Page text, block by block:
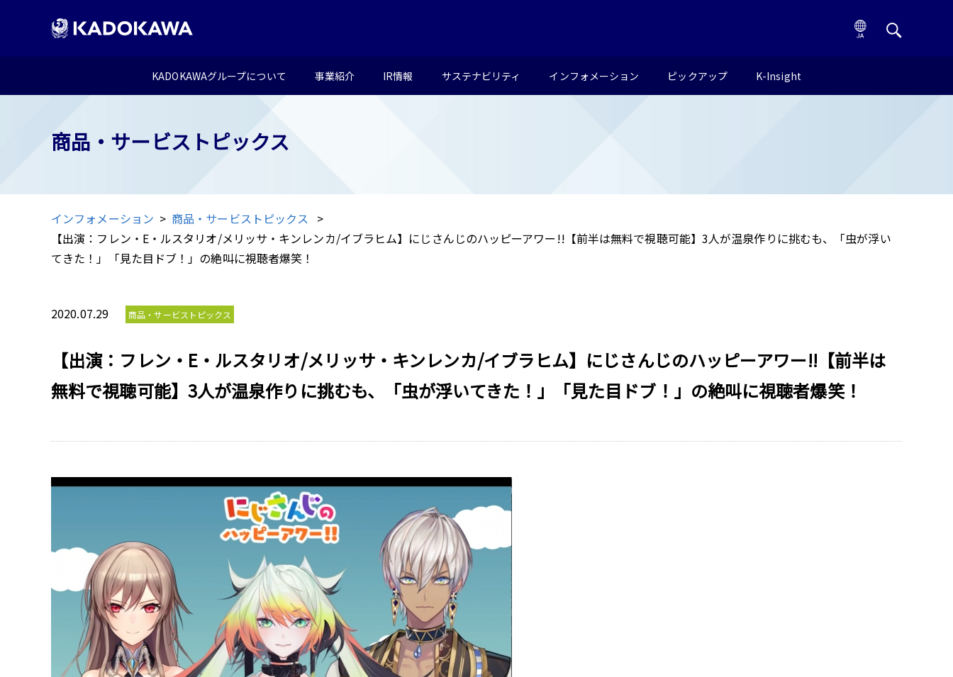
KADOKAWAグループについて 事業紹介 IR情報 サステナビリティ インフォメーション ピックアップ K-Insight
商品・サービストピックス
インフォメーション
商品・サービストピックス
【出演：フレン・E・ルスタリオ/メリッサ・キンレンカ/イブラヒム】にじさんじのハッピーアワー!!【前半は無料で視聴可能】3人が温泉作りに挑むも、「虫が浮い
てきた！」「見た目ドブ！」の絶叫に視聴者爆笑！
2020.07.29 商品・サービストピックス
【出演：フレン・E・ルスタリオ/メリッサ・キンレンカ/イブラヒム】にじさんじのハッピーアワー!!【前半は
無料で視聴可能】3人が温泉作りに挑むも、「虫が浮いてきた！」「見た目ドブ！」の絶叫に視聴者爆笑！